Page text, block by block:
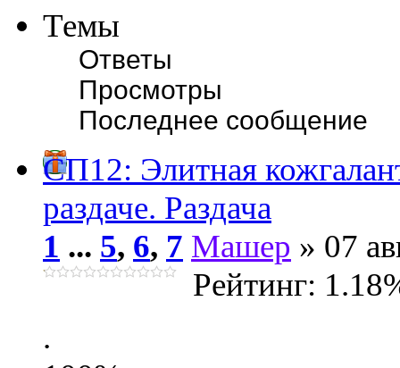
Темы
Ответы
Просмотры
Последнее сообщение
СП12: Элитная
раздаче. Раздача
1 ... 5, 6, 7 Машер » 07
Рейтинг:
.